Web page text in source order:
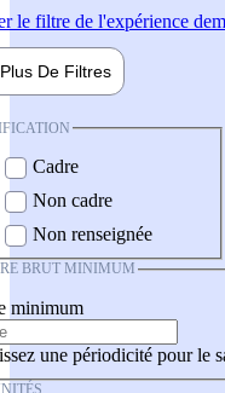
le filtre de l'expérience
Plus De Filtres
Cadre
Non cadre
Non renseignée
BRUT MINIMUM
minimum
une périodicité pour le